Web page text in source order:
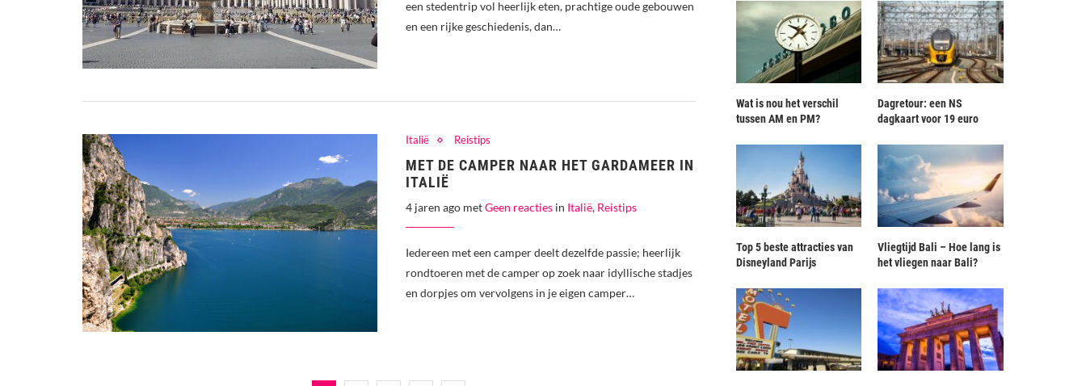
een stedentrip vol heerlijk eten, prachtige oude gebouwen
en een rijke geschiedenis, dan…
Italië Reistips
MET DE CAMPER NAAR HET GARDAMEER IN
ITALIË
4 jaren ago metGeen reacties in Italië, Reistips
Iedereen met een camper deelt dezelfde passie; heerlijk
rondtoeren met de camper op zoek naar idyllische stadjes
en dorpjes om vervolgens in je eigen camper…
Wat is nou het verschil
tussen AM en PM?
Dagretour: een NS
dagkaart voor 19 euro
Top 5 beste attracties van
Disneyland Parijs
Vliegtijd Bali – Hoe lang is
het vliegen naar Bali?